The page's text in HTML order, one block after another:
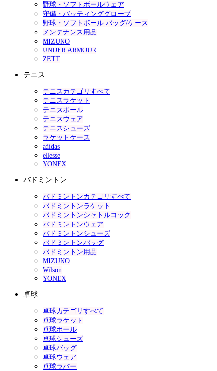
野球・ソフトボールウェア
守備・バッティンググローブ
野球・ソフトボール バッグ/ケース
メンテナンス用品
MIZUNO
UNDER ARMOUR
ZETT
テニス
テニスカテゴリすべて
テニスラケット
テニスボール
テニスウェア
テニスシューズ
ラケットケース
adidas
ellesse
YONEX
バドミントン
バドミントンカテゴリすべて
バドミントンラケット
バドミントンシャトルコック
バドミントンウェア
バドミントンシューズ
バドミントンバッグ
バドミントン用品
MIZUNO
Wilson
YONEX
卓球
卓球カテゴリすべて
卓球ラケット
卓球ボール
卓球シューズ
卓球バッグ
卓球ウェア
卓球ラバー